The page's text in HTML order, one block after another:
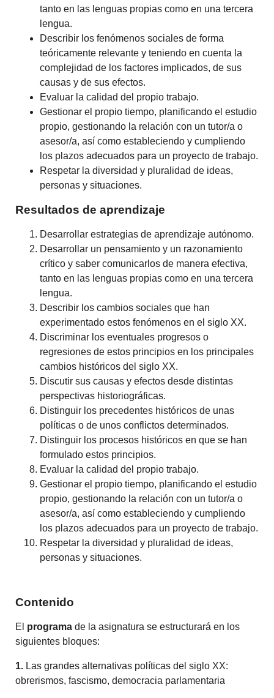
tanto en las lenguas propias como en una tercera
lengua.
Describir los fenómenos sociales de forma
teóricamente relevante y teniendo en cuenta la
complejidad de los factores implicados, de sus
causas y de sus efectos.
Evaluar la calidad del propio trabajo.
Gestionar el propio tiempo, planificando el estudio
propio, gestionando la relación con un tutor/a o
asesor/a, así como estableciendo y cumpliendo
los plazos adecuados para un proyecto de trabajo.
Respetar la diversidad y pluralidad de ideas,
personas y situaciones.
Resultados de aprendizaje
Desarrollar estrategias de aprendizaje autónomo.
Desarrollar un pensamiento y un razonamiento
crítico y saber comunicarlos de manera efectiva,
tanto en las lenguas propias como en una tercera
lengua.
Describir los cambios sociales que han
experimentado estos fenómenos en el siglo XX.
Discriminar los eventuales progresos o
regresiones de estos principios en los principales
cambios históricos del siglo XX.
Discutir sus causas y efectos desde distintas
perspectivas historiográficas.
Distinguir los precedentes históricos de unas
políticas o de unos conflictos determinados.
Distinguir los procesos históricos en que se han
formulado estos principios.
Evaluar la calidad del propio trabajo.
Gestionar el propio tiempo, planificando el estudio
propio, gestionando la relación con un tutor/a o
asesor/a, así como estableciendo y cumpliendo
los plazos adecuados para un proyecto de trabajo.
Respetar la diversidad y pluralidad de ideas,
personas y situaciones.
Contenido
El programa de la asignatura se estructurará en los
siguientes bloques:
1. Las grandes alternativas políticas del siglo XX:
obrerismos, fascismo, democracia parlamentaria